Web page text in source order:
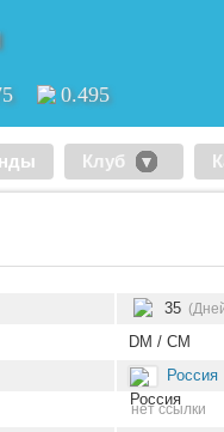
0.495
Клуб
35
DM / CM
Россия
нет ссылки